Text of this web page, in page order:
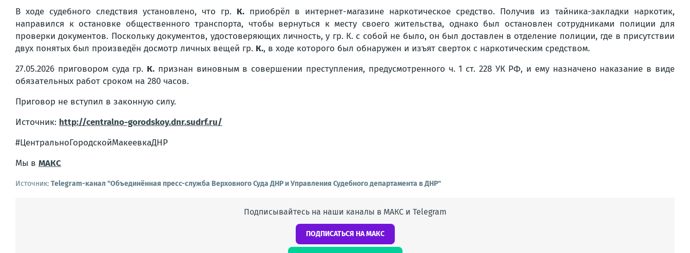
В ходе судебного следствия установлено, что гр. К.приобрёл в интернет-магазине наркотическое средство. Получив из тайника-закладки наркотик,
направился к остановке общественного транспорта, чтобы вернуться к месту своего жительства, однако был остановлен сотрудниками полиции для
проверки документов. Поскольку документов, удостоверяющих личность, у гр. К. с собой не было, он был доставлен в отделение полиции, где в присутствии
двух понятых был произведён досмотр личных вещей гр. К., в ходе которого был обнаружен и изъят сверток с наркотическим средством.
27.05.2026 приговором суда гр. К. признан виновным в совершении преступления, предусмотренного ч. 1 ст. 228 УК РФ, и ему назначено наказание в виде
обязательных работ сроком на 280 часов.
Приговор не вступил в законную силу.
Источник: http://centralno-gorodskoy.dnr.sudrf.ru/
#ЦентральноГородскойМакеевкаДНР
Мы в МАКС
Источник: Telegram-канал "Объединённая пресс-служба Верховного Суда ДНР и Управления Судебного департамента в ДНР"
Подписывайтесь на наши каналы в МАКС и Telegram
ПОДПИСАТЬСЯ НА МАКС